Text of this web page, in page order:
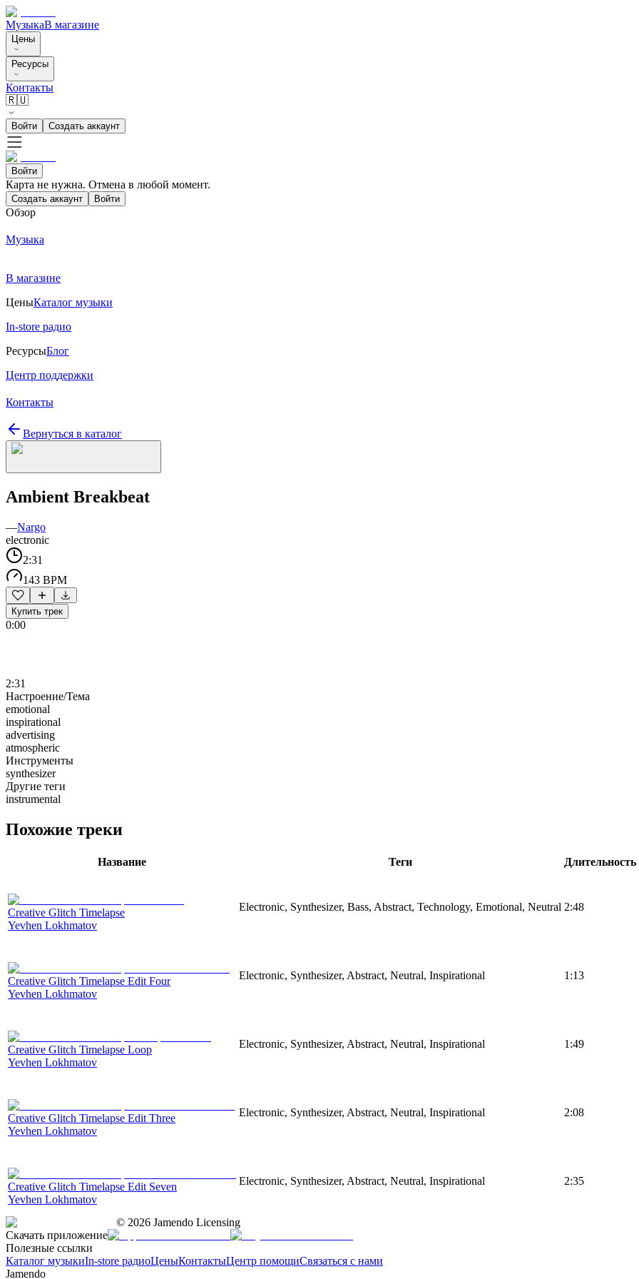
МузыкаВ магазине
Цены
Ресурсы
Контакты
🇷🇺
Войти Создать аккаунт
Войти
Карта не нужна. Отмена в любой момент.
Создать аккаунт Войти
Обзор
Музыка
В магазине
ЦеныКаталог музыки
In-store радио
РесурсыБлог
Центр поддержки
Контакты
Вернуться в каталог
Ambient Breakbeat
—Nargo
electronic
2:31
143 BPM
Купить трек
0:00
2:31
Настроение/Тема
emotional
inspirational
advertising
atmospheric
Инструменты
synthesizer
Другие теги
instrumental
Похожие треки
Название Теги Длительность
Creative Glitch Timelapse
Yevhen Lokhmatov
Electronic, Synthesizer, Bass, Abstract, Technology, Emotional, Neutral 2:48
Creative Glitch Timelapse Edit Four
Yevhen Lokhmatov
Electronic, Synthesizer, Abstract, Neutral, Inspirational 1:13
Creative Glitch Timelapse Loop
Yevhen Lokhmatov
Electronic, Synthesizer, Abstract, Neutral, Inspirational 1:49
Creative Glitch Timelapse Edit Three
Yevhen Lokhmatov
Electronic, Synthesizer, Abstract, Neutral, Inspirational 2:08
Creative Glitch Timelapse Edit Seven
Yevhen Lokhmatov
Electronic, Synthesizer, Abstract, Neutral, Inspirational 2:35
© 2026 Jamendo Licensing
Скачать приложение
Полезные ссылки
Каталог музыкиIn-store радиоЦеныКонтактыЦентр помощиСвязаться с нами
Jamendo